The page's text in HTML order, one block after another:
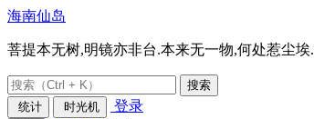
海南仙岛
菩提本无树,明镜亦非台.本来无一物,何处惹尘埃.
搜索
统计
时光机 登录